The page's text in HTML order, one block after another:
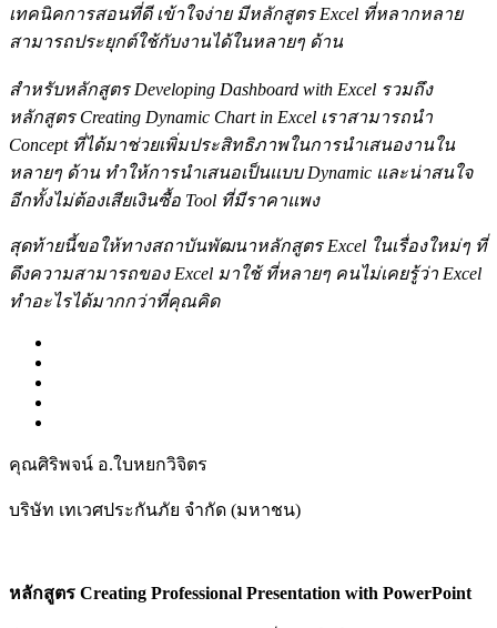
เทคนิคการสอนที่ดี เข้าใจง่าย มีหลักสูตร Excel ที่หลากหลาย
สามารถประยุกต์ใช้กับงานได้ในหลายๆ ด้าน
สำหรับหลักสูตร Developing Dashboard with Excel รวมถึง
หลักสูตร Creating Dynamic Chart in Excel เราสามารถนำ
Concept ที่ได้มาช่วยเพิ่มประสิทธิภาพในการนำเสนองานใน
หลายๆ ด้าน ทำให้การนำเสนอเป็นแบบ Dynamic และน่าสนใจ
อีกทั้งไม่ต้องเสียเงินซื้อ Tool ที่มีราคาแพง
สุดท้ายนี้ขอให้ทางสถาบันพัฒนาหลักสูตร Excel ในเรื่องใหม่ๆ ที่
ดึงความสามารถของ Excel มาใช้ ที่หลายๆ คนไม่เคยรู้ว่า Excel
ทำอะไรได้มากกว่าที่คุณคิด
คุณศิริพจน์ อ.ใบหยกวิจิตร
บริษัท เทเวศประกันภัย จำกัด (มหาชน)
หลักสูตร Creating Professional Presentation with PowerPoint